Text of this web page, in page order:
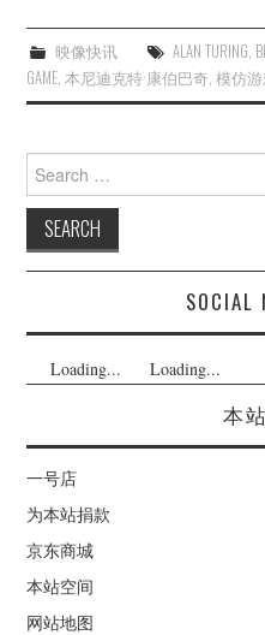
映像快讯 ALAN TURING,
GAME,本尼迪克特·康伯巴奇,模仿
Search
for:
SOCIAL
Loading... Loading...
本
一号店
为本站捐款
京东商城
本站空间
网站地图